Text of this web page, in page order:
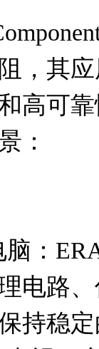
，其
高可
：
电路
持稳